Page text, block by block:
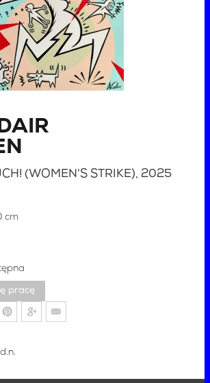
(WOMEN'S STRIKE), 2025
cm
pracę